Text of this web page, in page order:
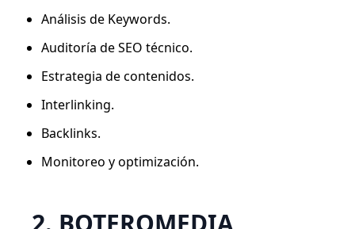
Análisis de Keywords.
Auditoría de SEO técnico.
Estrategia de contenidos.
Interlinking.
Backlinks.
Monitoreo y optimización.